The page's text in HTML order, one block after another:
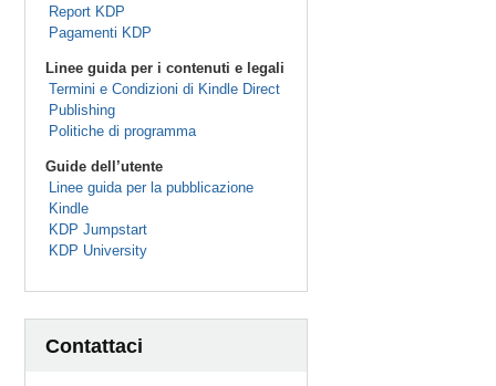
Report KDP
Pagamenti KDP
Linee guida per i contenuti e legali
Termini e Condizioni di Kindle Direct
Publishing
Politiche di programma
Guide dell’utente
Linee guida per la pubblicazione
Kindle
KDP Jumpstart
KDP University
Contattaci